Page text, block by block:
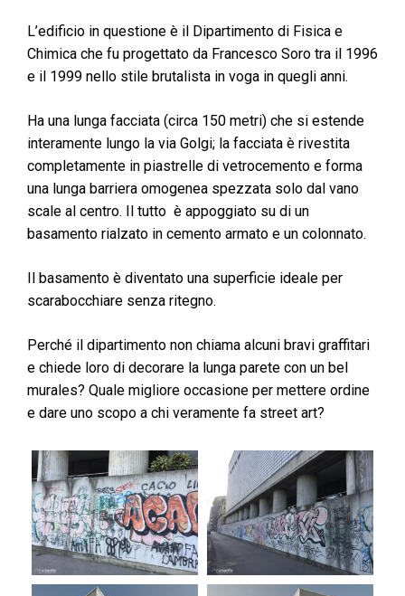
L’edificio in questione è il Dipartimento di Fisica e
Chimica che fu progettato da Francesco Soro tra il 1996
e il 1999 nello stile brutalista in voga in quegli anni.
Ha una lunga facciata (circa 150 metri) che si estende
interamente lungo la via Golgi; la facciata è rivestita
completamente in piastrelle di vetrocemento e forma
una lunga barriera omogenea spezzata solo dal vano
scale al centro. Il tutto è appoggiato su di un
basamento rialzato in cemento armato e un colonnato.
Il basamento è diventato una superficie ideale per
scarabocchiare senza ritegno.
Perché il dipartimento non chiama alcuni bravi graffitari
e chiede loro di decorare la lunga parete con un bel
murales? Quale migliore occasione per mettere ordine
e dare uno scopo a chi veramente fa street art?